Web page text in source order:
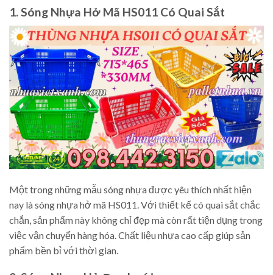
1. Sóng Nhựa Hở Mã HS011 Có Quai Sắt
Một trong những mẫu sóng nhựa được yêu thích nhất hiện
nay là sóng nhựa hở mã HS011. Với thiết kế có quai sắt chắc
chắn, sản phẩm này không chỉ đẹp mà còn rất tiện dụng trong
việc vận chuyển hàng hóa. Chất liệu nhựa cao cấp giúp sản
phẩm bền bỉ với thời gian.